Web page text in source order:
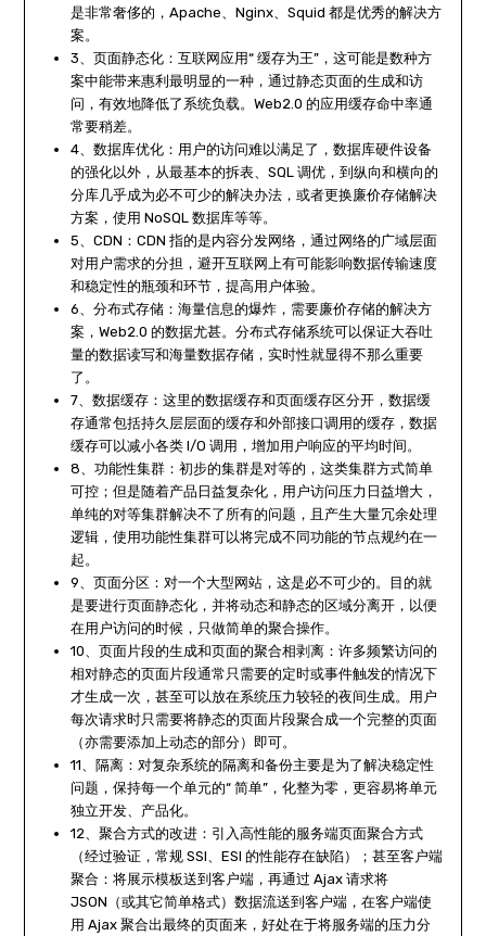
是非常奢侈的，Apache、Nginx、Squid 都是优秀的解决方
案。
3、页面静态化：互联网应用“ 缓存为王”，这可能是数种方
案中能带来惠利最明显的一种，通过静态页面的生成和访
问，有效地降低了系统负载。Web2.0 的应用缓存命中率通
常要稍差。
4、数据库优化：用户的访问难以满足了，数据库硬件设备
的强化以外，从最基本的拆表、SQL 调优，到纵向和横向的
分库几乎成为必不可少的解决办法，或者更换廉价存储解决
方案，使用 NoSQL 数据库等等。
5、CDN：CDN 指的是内容分发网络，通过网络的广域层面
对用户需求的分担，避开互联网上有可能影响数据传输速度
和稳定性的瓶颈和环节，提高用户体验。
6、分布式存储：海量信息的爆炸，需要廉价存储的解决方
案，Web2.0 的数据尤甚。分布式存储系统可以保证大吞吐
量的数据读写和海量数据存储，实时性就显得不那么重要
了。
7、数据缓存：这里的数据缓存和页面缓存区分开，数据缓
存通常包括持久层层面的缓存和外部接口调用的缓存，数据
缓存可以减小各类 I/O 调用，增加用户响应的平均时间。
8、功能性集群：初步的集群是对等的，这类集群方式简单
可控；但是随着产品日益复杂化，用户访问压力日益增大，
单纯的对等集群解决不了所有的问题，且产生大量冗余处理
逻辑，使用功能性集群可以将完成不同功能的节点规约在一
起。
9、页面分区：对一个大型网站，这是必不可少的。目的就
是要进行页面静态化，并将动态和静态的区域分离开，以便
在用户访问的时候，只做简单的聚合操作。
10、页面片段的生成和页面的聚合相剥离：许多频繁访问的
相对静态的页面片段通常只需要的定时或事件触发的情况下
才生成一次，甚至可以放在系统压力较轻的夜间生成。用户
每次请求时只需要将静态的页面片段聚合成一个完整的页面
（亦需要添加上动态的部分）即可。
11、隔离：对复杂系统的隔离和备份主要是为了解决稳定性
问题，保持每一个单元的“ 简单”，化整为零，更容易将单元
独立开发、产品化。
12、聚合方式的改进：引入高性能的服务端页面聚合方式
（经过验证，常规 SSI、ESI 的性能存在缺陷）；甚至客户端
聚合：将展示模板送到客户端，再通过 Ajax 请求将
JSON（或其它简单格式）数据流送到客户端，在客户端使
用 Ajax 聚合出最终的页面来，好处在于将服务端的压力分